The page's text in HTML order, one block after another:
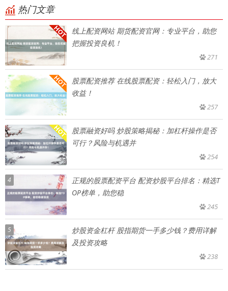
热门文章
线上配资网站 期货配资官网：专业平台，助您
把握投资良机！
271
股票配资推荐 在线股票配资：轻松入门，放大
收益！
257
股票融资好吗 炒股策略揭秘：加杠杆操作是否
可行？风险与机遇并
254
4
正规的股票配资平台 配资炒股平台排名：精选T
OP榜单，助您稳
245
5
炒股资金杠杆 股指期货一手多少钱？费用详解
及投资攻略
238